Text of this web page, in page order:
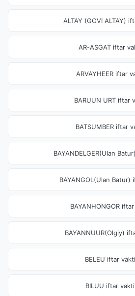
ALTAY (GOVI ALTAY)
AR-ASGAT iftar
ARVAYHEER iftar
BARUUN URT iftar
BATSUMBER iftar
BAYANDELGER(Ulan
BAYANGOL(Ulan Batur)
BAYANHONGOR
BAYANNUUR(Olgiy)
BELEU iftar vakti
BILUU iftar vakti